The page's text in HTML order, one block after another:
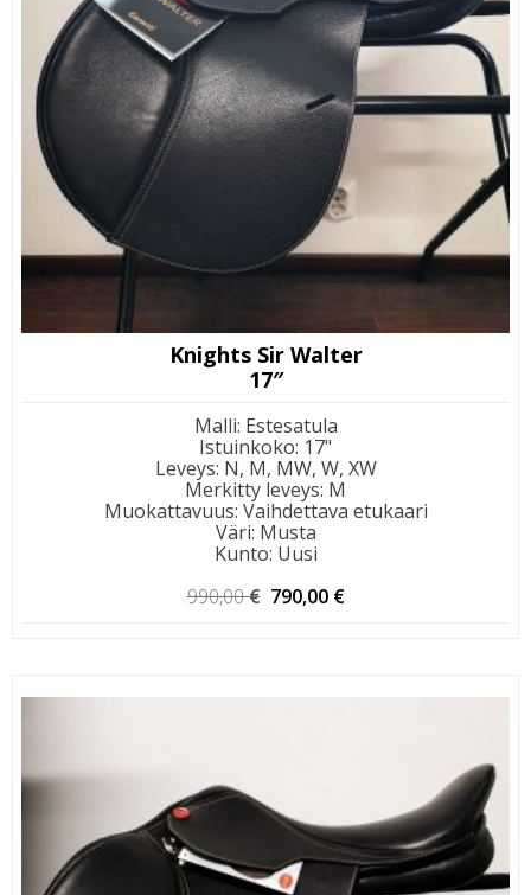
Knights Sir Walter
17″
Malli: Estesatula
Istuinkoko: 17"
Leveys: N, M, MW, W, XW
Merkitty leveys: M
Muokattavuus: Vaihdettava etukaari
Väri: Musta
Kunto: Uusi
990,00€ Alkuperäinen
790,00 €